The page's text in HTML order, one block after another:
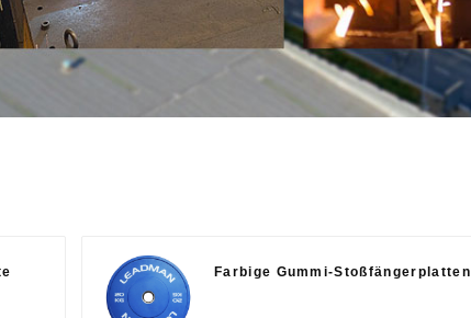
Farbige Gummi-Stoßfängerplatten